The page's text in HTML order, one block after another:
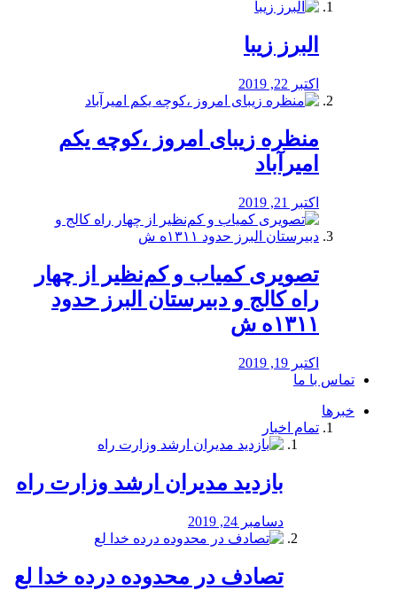
البرز زیبا
اکتبر 22, 2019
منظره‌‌ زیبای امروز ،کوچه یکم
امیرآباد
اکتبر 21, 2019
️تصویری کمیاب و کم‌نظیر از چهار
راه كالج و دبيرستان البرز حدود
۱۳۱۱ه ش
اکتبر 19, 2019
تماس با ما
خبرها
تمام اخبار
بازدید مدیران ارشد وزارت راه
دسامبر 24, 2019
تصادف در محدوده درده خدا لع